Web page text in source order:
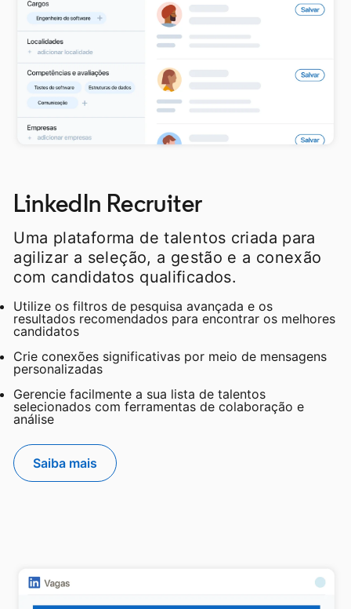
LinkedIn Recruiter
Uma plataforma de talentos criada para
agilizar a seleção, a gestão e a conexão
com candidatos qualificados.
Utilize os filtros de pesquisa avançada e os
resultados recomendados para encontrar os melhores
candidatos
Crie conexões significativas por meio de mensagens
personalizadas
Gerencie facilmente a sua lista de talentos
selecionados com ferramentas de colaboração e
análise
Saiba mais